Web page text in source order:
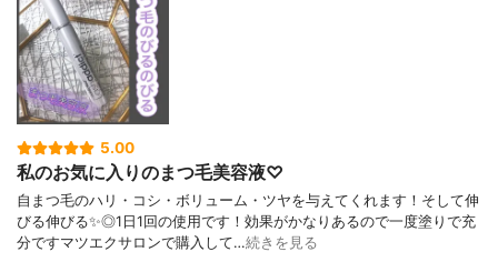
5.00
私のお気に入りのまつ毛美容液♡
自まつ毛のハリ・コシ・ボリューム・ツヤを与えてくれます！そして伸
びる伸びる✨◎1日1回の使用です！効果がかなりあるので一度塗りで充
分ですマツエクサロンで購入して…続きを見る